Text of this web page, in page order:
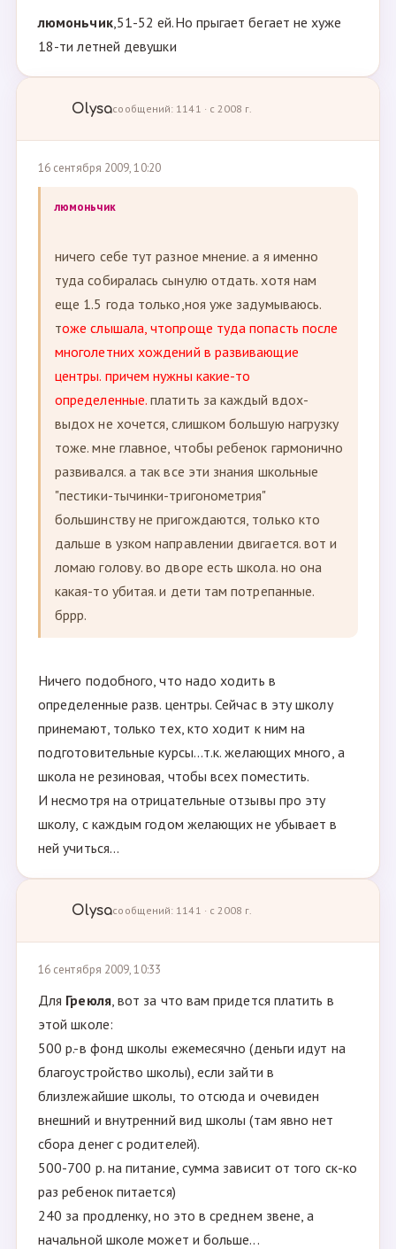
люмоньчик,51-52 ей.Но прыгает бегает не хуже
18-ти летней девушки
Olysaсообщений: 1141 · с 2008 г.
16 сентября 2009, 10:20
люмоньчик
ничего себе тут разное мнение. а я именно
туда собиралась сынулю отдать. хотя нам
еще 1.5 года только,ноя уже задумываюсь.
тоже слышала, чтопроще туда попасть после
многолетних хождений в развивающие
центры. причем нужны какие-то
определенные. платить за каждый вдох-
выдох не хочется, слишком большую нагрузку
тоже. мне главное, чтобы ребенок гармонично
развивался. а так все эти знания школьные
"пестики-тычинки-тригонометрия"
большинству не пригождаются, только кто
дальше в узком направлении двигается. вот и
ломаю голову. во дворе есть школа. но она
какая-то убитая. и дети там потрепанные.
бррр.
Ничего подобного, что надо ходить в
определенные разв. центры. Сейчас в эту школу
принемают, только тех, кто ходит к ним на
подготовительные курсы...т.к. желающих много, а
школа не резиновая, чтобы всех поместить.
И несмотря на отрицательные отзывы про эту
школу, с каждым годом желающих не убывает в
ней учиться...
Olysaсообщений: 1141 · с 2008 г.
16 сентября 2009, 10:33
Для Греюля, вот за что вам придется платить в
этой школе:
500 р.-в фонд школы ежемесячно (деньги идут на
благоустройство школы), если зайти в
близлежайшие школы, то отсюда и очевиден
внешний и внутренний вид школы (там явно нет
сбора денег с родителей).
500-700 р. на питание, сумма зависит от того ск-ко
раз ребенок питается)
240 за продленку, но это в среднем звене, а
начальной школе может и больше...